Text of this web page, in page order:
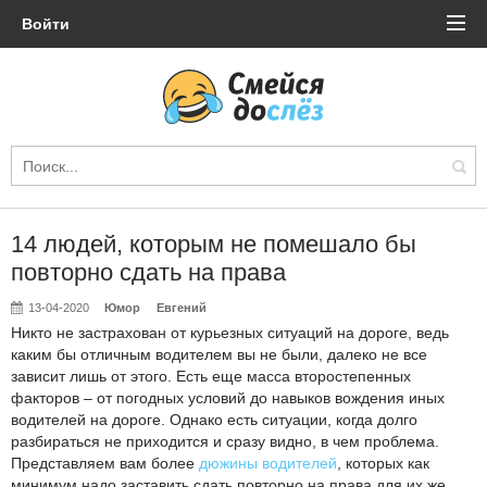
Войти
14 людей, которым не помешало бы
повторно сдать на права
13-04-2020 Юмор Евгений
Никто не застрахован от курьезных ситуаций на дороге, ведь
каким бы отличным водителем вы не были, далеко не все
зависит лишь от этого. Есть еще масса второстепенных
факторов – от погодных условий до навыков вождения иных
водителей на дороге. Однако есть ситуации, когда долго
разбираться не приходится и сразу видно, в чем проблема.
Представляем вам более дюжины водителей , которых как